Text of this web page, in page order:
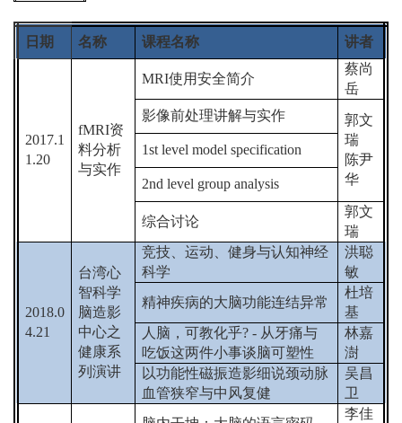
日期 名称 课程名称 讲者
2017.1
1.20
fMRI资
料分析
与实作
MRI使用安全简介
蔡尚
岳
影像前处理讲解与实作
郭文
瑞
陈尹
华
1st level model specification
2nd level group analysis
综合讨论
郭文
瑞
2018.0
4.21
台湾心
智科学
脑造影
中心之
健康系
列演讲
竞技、运动、健身与认知神经
科学
洪聪
敏
精神疾病的大脑功能连结异常
杜培
基
人脑，可教化乎? - 从牙痛与
吃饭这两件小事谈脑可塑性
林嘉
澍
以功能性磁振造影细说颈动脉
血管狭窄与中风复健
吴昌
卫
李佳